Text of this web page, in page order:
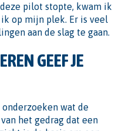
pilot stopte, kwam ik
op mijn plek. Er is veel
aan de slag te gaan.
GEEF JE
wat de
het gedrag dat een